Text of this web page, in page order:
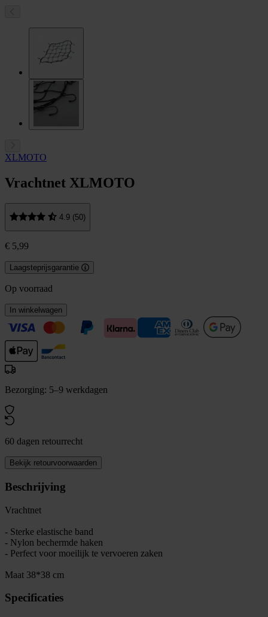
XLMOTO
Vrachtnet XLMOTO
4.9 (50)
€ 5,99
Laagsteprijsgarantie
Op voorraad
In winkelwagen
Bezorging: 5–9 werkdagen
60 dagen retourrecht
Bekijk retourvoorwaarden
Beschrijving
Vrachtnet
- Sterke elastische band
- Nylon bechermde haken
- Perfect voor moeilijk te vervoeren zaken
Maat 38*38 cm
Specificaties